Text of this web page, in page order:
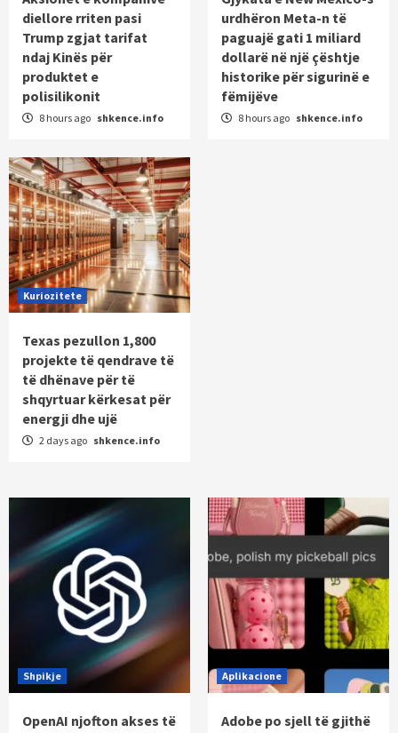
diellore rriten pasi
Trump zgjat tarifat
ndaj Kinës për
produktet e
polisilikonit
8 hours ago shkence.info
urdhëron Meta-n të
paguajë gati 1 miliard
dollarë në një çështje
historike për sigurinë e
fëmijëve
8 hours ago shkence.info
Kuriozitete
Texas pezullon 1,800
projekte të qendrave të
të dhënave për të
shqyrtuar kërkesat për
energji dhe ujë
2 days ago shkence.info
Shpikje
OpenAI njofton akses të
Aplikacione
Adobe po sjell të gjithë